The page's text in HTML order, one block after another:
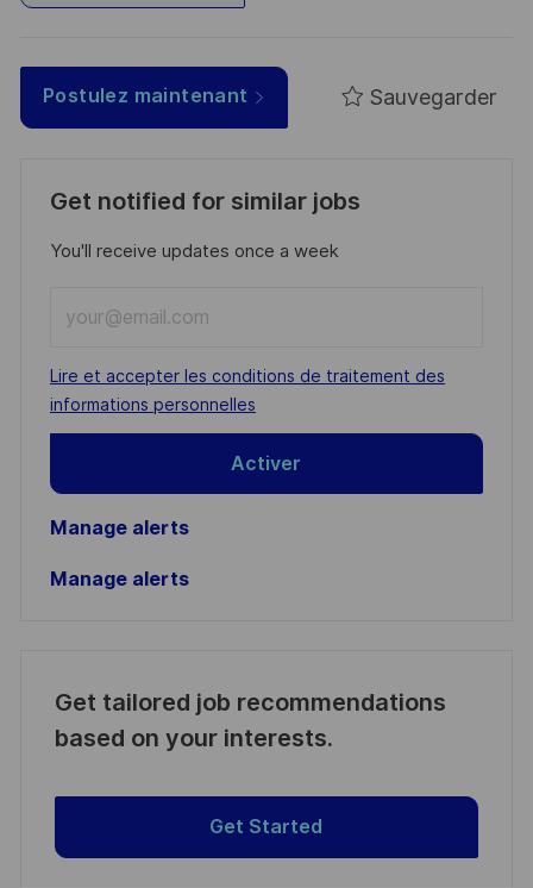
Postulez maintenant Sauvegarder
Get notified for similar jobs
You'll receive updates once a week
Email
address
(Required)
Required
Lire et accepter les conditions de traitement des
informations personnelles
Activer
Manage alerts
Manage alerts
Get tailored job recommendations
based on your interests.
Get Started